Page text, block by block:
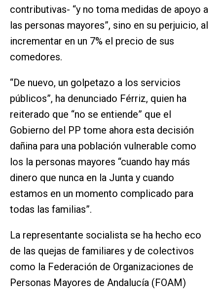
contributivas- “y no toma medidas de apoyo a
las personas mayores”, sino en su perjuicio, al
incrementar en un 7% el precio de sus
comedores.
“De nuevo, un golpetazo a los servicios
públicos”, ha denunciado Férriz, quien ha
reiterado que “no se entiende” que el
Gobierno del PP tome ahora esta decisión
dañina para una población vulnerable como
los la personas mayores “cuando hay más
dinero que nunca en la Junta y cuando
estamos en un momento complicado para
todas las familias”.
La representante socialista se ha hecho eco
de las quejas de familiares y de colectivos
como la Federación de Organizaciones de
Personas Mayores de Andalucía (FOAM)